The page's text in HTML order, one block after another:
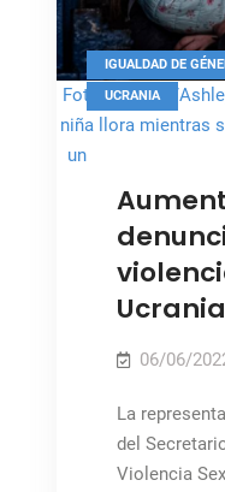
Foto: UNICEF/
niña llora mientras
un tren de
IGUALDAD DE
UCRANIA
Ucrania
06/06/
La
del
Violencia